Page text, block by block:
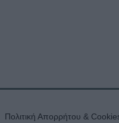
Πολιτική Απορρήτου &